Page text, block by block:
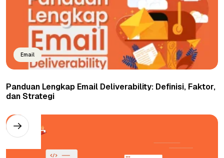
Email
Panduan Lengkap Email Deliverability: Definisi, Faktor,
dan Strategi